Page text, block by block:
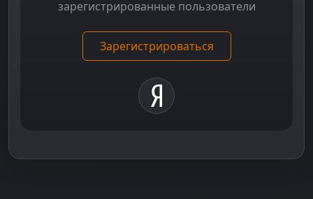
зарегистрированные пользователи
Зарегистрироваться